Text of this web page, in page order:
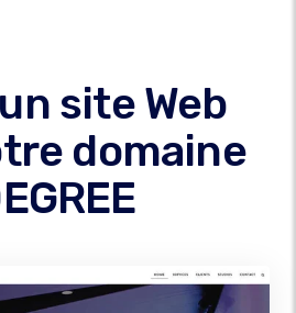
site Web
domaine